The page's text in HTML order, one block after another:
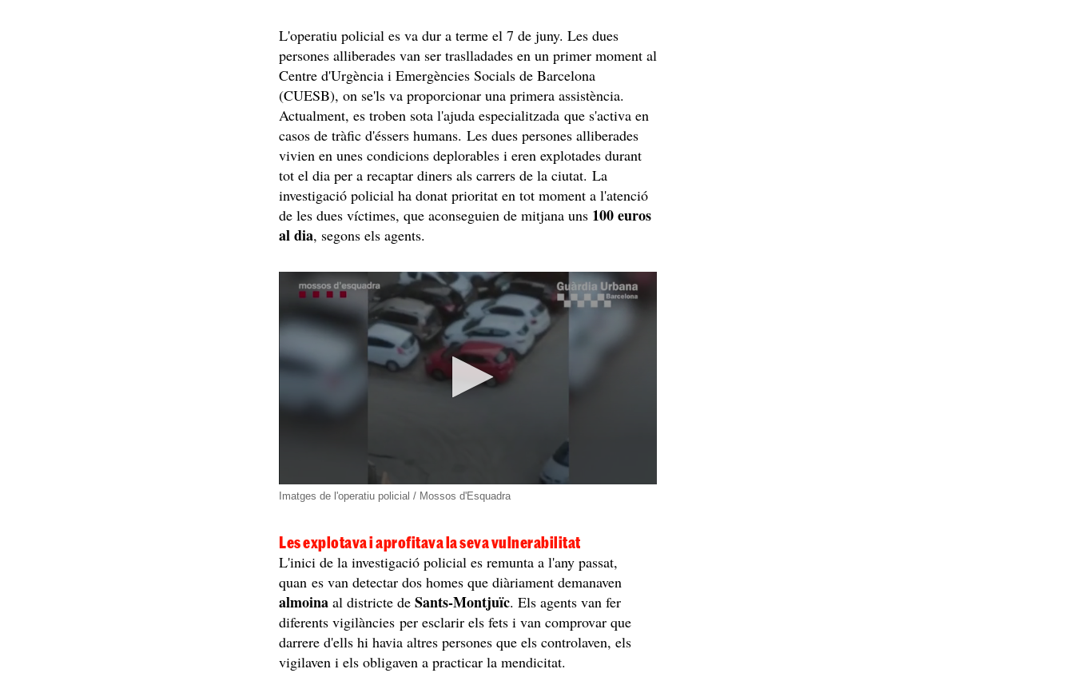
L'operatiu policial es va dur a terme el 7 de juny. Les dues
persones alliberades van ser traslladades en un primer moment al
Centre d'Urgència i Emergències Socials de Barcelona
(CUESB), on se'ls va proporcionar una primera assistència.
Actualment, es troben sota l'ajuda especialitzada que s'activa en
casos de tràfic d'éssers humans. Les dues persones alliberades
vivien en unes condicions deplorables i eren explotades durant
tot el dia per a recaptar diners als carrers de la ciutat. La
investigació policial ha donat prioritat en tot moment a l'atenció
de les dues víctimes, que aconseguien de mitjana uns 100 euros
al dia, segons els agents.
Imatges de l'operatiu policial / Mossos d'Esquadra
Les explotava i aprofitava la seva vulnerabilitat
L'inici de la investigació policial es remunta a l'any passat,
quan es van detectar dos homes que diàriament demanaven
almoinaal districte deSants-Montjuïc. Els agents van fer
diferents vigilàncies per esclarir els fets i van comprovar que
darrere d'ells hi havia altres persones que els controlaven, els
vigilaven i els obligaven a practicar la mendicitat.